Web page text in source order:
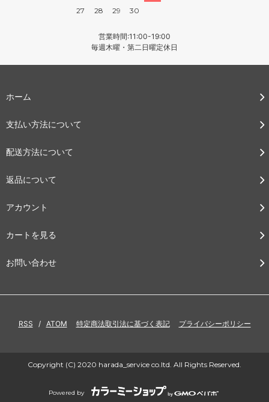
27
28 29 30
営業時間:11:00-19:00
毎週木曜・第二日曜定休日
ホーム
支払い方法について
配送方法について
返品について
アカウント
カートを見る
お問い合わせ
RSS / ATOM 特定商法取引法に基づく表記 プライバシーポリシー
Copyright (C) 2020 harada_service co.ltd. All Rights Reserved.
Powered by